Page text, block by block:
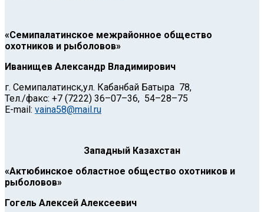
«Семипалатинское межрайонное общество
охотников и рыболовов»
Иванищев Александр Владимирович
г. Семипалатинск,ул. Кабанбай Батыра 78,
Тел./факс: +7 (7222) 36–07–36, 54–28–75
E-mail: vaina58@mail.ru
Западный Казахстан
«Актюбинское областное общество охотников и
рыболовов»
Гогель Алексей Алексеевич